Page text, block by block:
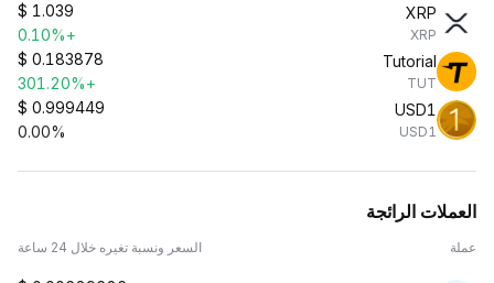
XRP
XRP
$ 1.039
+0.10%
Tutorial
TUT
$ 0.183878
+301.20%
USD1
USD1
$ 0.999449
0.00%
العملات الرائجة
عملة السعر ونسبة تغيره خلال 24 ساعة